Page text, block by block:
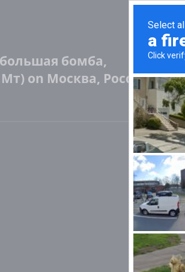
бомба,
on Москва, Россия